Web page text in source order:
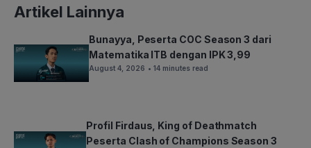
Artikel Lainnya
Bunayya, Peserta COC Season 3 dari
Matematika ITB dengan IPK 3,99
August 4, 2026 • 14 minutes read
Profil Firdaus, King of Deathmatch
Peserta Clash of Champions Season 3